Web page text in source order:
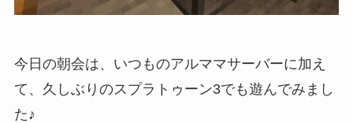
今日の朝会は、いつものアルママサーバーに加え
て、久しぶりのスプラトゥーン3でも遊んでみまし
た♪